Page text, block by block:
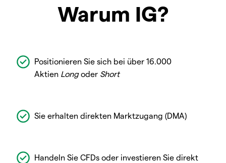
Warum IG?
Positionieren Sie sich bei über 16.000
Aktien Longoder Short
Sie erhalten direkten Marktzugang (DMA)
Handeln Sie CFDs oder investieren Sie direkt